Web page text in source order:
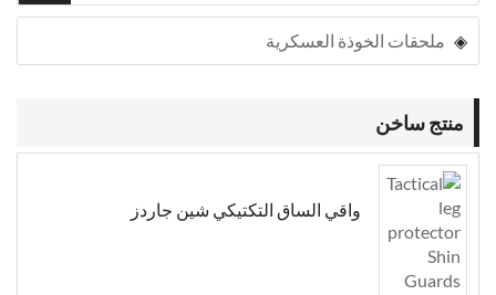
ملحقات الخوذة العسكرية
منتج ساخن
واقي الساق التكتيكي شين جاردز